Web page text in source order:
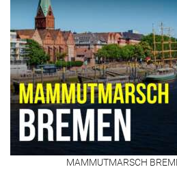
MAMMUTMARSCH